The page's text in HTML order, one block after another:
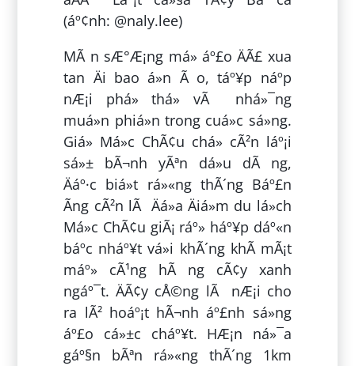
(áº¢nh: @naly.lee)
MÃ n sÆ°Æ¡ng má» áº£o ÄÃ£ xua
tan Äi bao á»n Ã o, táº¥p náº­p
nÆ¡i phá» thá» vÃ nhá»¯ng
muá»n phiá»n trong cuá»c sá»ng.
Giá» Má»c ChÃ¢u chá» cÃ²n láº¡i
sá»± bÃ¬nh yÃªn dá»u dÃ ng,
Äáº·c biá»t rá»«ng thÃ´ng Báº£n
Ãng cÃ²n lÃ Äá»a Äiá»m du lá»ch
Má»c ChÃ¢u giÃ¡ ráº» háº¥p dáº«n
báº­c nháº¥t vá»i khÃ´ng khÃ­ mÃ¡t
máº» cÃ¹ng hÃ ng cÃ¢y xanh
ngáº¯t. ÄÃ¢y cÅ©ng lÃ nÆ¡i cho
ra lÃ² hoáº¡t hÃ¬nh áº£nh sá»ng
áº£o cá»±c cháº¥t. HÆ¡n ná»¯a
gáº§n bÃªn rá»«ng thÃ´ng 1km